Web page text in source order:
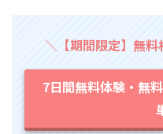
＼【期間限定】無
7日間無料体験・無